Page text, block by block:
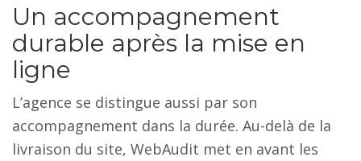
Un accompagnement
durable après la mise en
ligne
L’agence se distingue aussi par son
accompagnement dans la durée. Au-delà de la
livraison du site, WebAudit met en avant les